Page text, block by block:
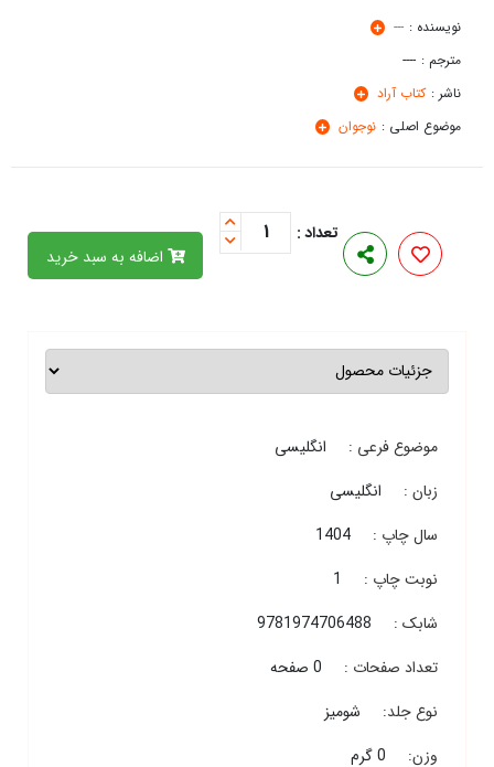
نویسنده : ---
مترجم : ----
ناشر : كتاب آراد
موضوع اصلی : نوجوان
تعداد : 1
اضافه به سبد خرید
موضوع فرعی : انگلیسی
زبان : انگلیسی
سال چاپ : 1404
نوبت چاپ : 1
شابک : 9781974706488
تعداد صفحات : 0 صفحه
نوع جلد: شومیز
وزن: 0 گرم